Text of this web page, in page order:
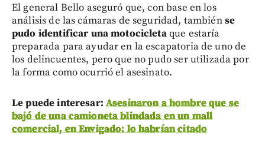
El general Bello aseguró que, con base en los
análisis de las cámaras de seguridad, tambiénse
pudo identificar una motocicletaque estaría
preparada para ayudar en la escapatoria de uno de
los delincuentes, pero que no pudo ser utilizada por
la forma como ocurrió el asesinato.
Le puede interesar: Asesinaron a hombre que se
bajó de una camioneta blindada en un mall
comercial, en Envigado: lo habrían citado